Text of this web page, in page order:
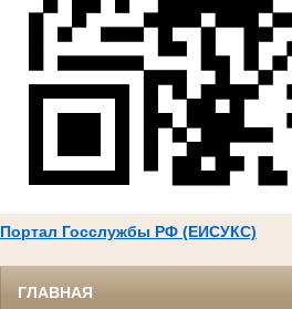
Портал Госслужбы РФ (ЕИСУКС)
ГЛАВНАЯ